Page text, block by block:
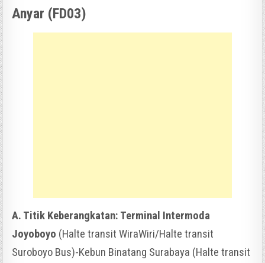
Anyar (FD03)
A. Titik Keberangkatan: Terminal Intermoda
Joyoboyo (Halte transit WiraWiri/Halte transit
Suroboyo Bus)-Kebun Binatang Surabaya (Halte transit